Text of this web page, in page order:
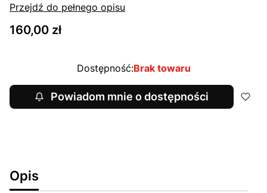
Przejdź do pełnego opisu
Cena
160,00 zł
Dostępność:Brak towaru
Powiadom mnie o dostępności
Opis